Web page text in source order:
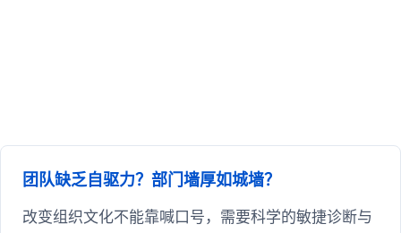
团队缺乏自驱力？部门墙厚如城墙？
改变组织文化不能靠喊口号，需要科学的敏捷诊断与